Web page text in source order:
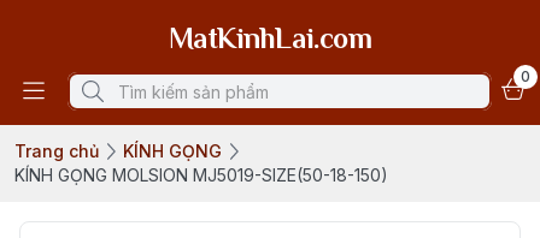
MatKinhLai.com
0
Trang chủ
KÍNH GỌNG
KÍNH GỌNG MOLSION MJ5019-SIZE(50-18-150)